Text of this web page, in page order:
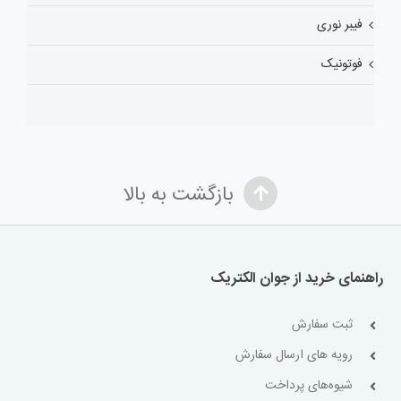
فیبر نوری
فوتونیک
بازگشت به بالا
راهنمای خرید از جوان الکتریک
ثبت سفارش
رویه های ارسال سفارش
شیوه‌های پرداخت